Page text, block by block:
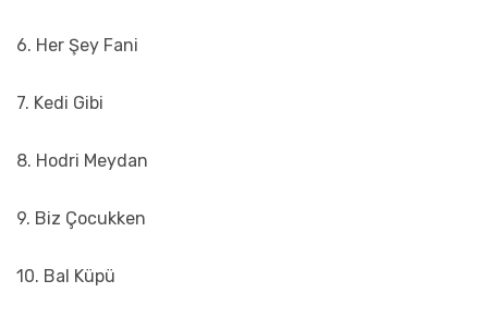
6. Her Şey Fani
7. Kedi Gibi
8. Hodri Meydan
9. Biz Çocukken
10. Bal Küpü